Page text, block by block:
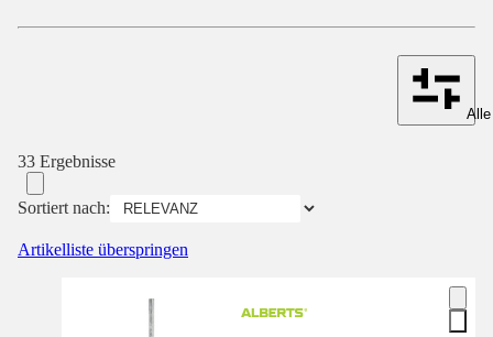
33 Ergebnisse
Sortiert nach:
Artikelliste überspringen